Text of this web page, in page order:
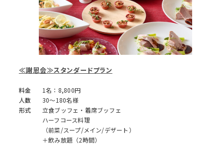
≪謝恩会≫スタンダードプラン
料金
1名：8,800円
人数
30～180名様
形式
立食ブッフェ・着席ブッフェ
ハーフコース料理
（前菜/スープ/メイン/デザート）
＋飲み放題（2時間）